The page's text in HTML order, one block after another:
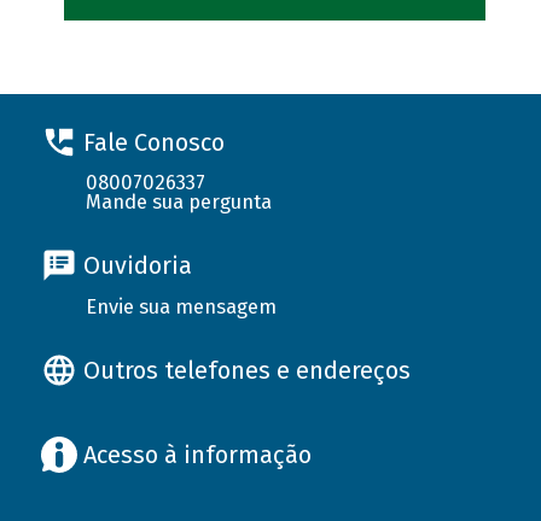
Fale Conosco
08007026337
Mande sua pergunta
Ouvidoria
Envie sua mensagem
Outros telefones e endereços
Acesso à informação